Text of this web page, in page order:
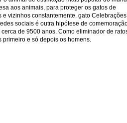
aos animais, para proteger os gatos de
vizinhos constantemente. gato Celebrações
sociais é outra hipótese de
de 9500 anos. Como eliminador de
primeiro e só depois os homens.